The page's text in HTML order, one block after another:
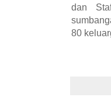
dan
80